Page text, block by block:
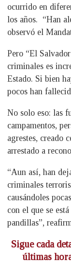
ocurrido en
los años. “Han
observó el
Pero “El
criminales es
Estado. Si bien
pocos han
No solo eso: las
campamentos,
agrestes, creado
arrestado a
“Aun así, han
criminales
causándoles
con el que se
pandillas”,
Sigue cada
últimas